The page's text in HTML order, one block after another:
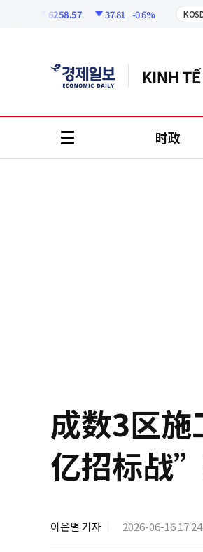
6258.57 37.81 -0.6% KOSDAQ
时政
成数3区
亿招标战
이은별 기자 2026-06-16 17:24